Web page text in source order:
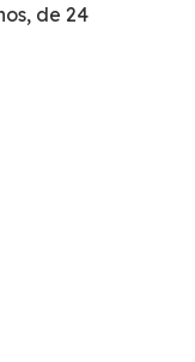
de 24